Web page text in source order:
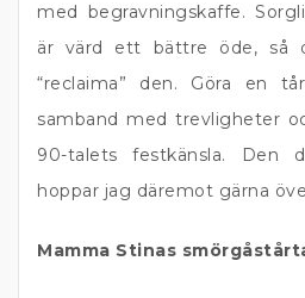
med begravningskaffe.
är värd ett bättre öde, så
“reclaima” den. Göra en
samband med trevligheter
90-talets festkänsla. Den
hoppar jag däremot gärna
Mamma Stinas